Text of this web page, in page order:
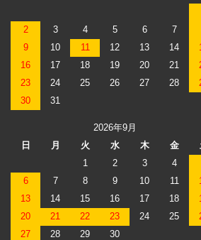
2
3 4 5 6 7
9
10 11 12 13 14
16
17 18 19 20 21
23
24 25 26 27 28
30
31
2026年9月
日
月 火 水 木 金
1
2 3 4
6
7 8 9 10 11
13
14 15 16 17 18
20
21 22 23 24 25
27
28 29 30